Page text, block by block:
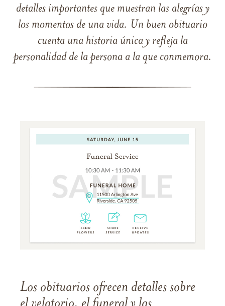
detalles importantes que muestran las alegrías y
los momentos de una vida. Un buen obituario
cuenta una historia única y refleja la
personalidad de la persona a la que conmemora.
Los obituarios ofrecen detalles sobre